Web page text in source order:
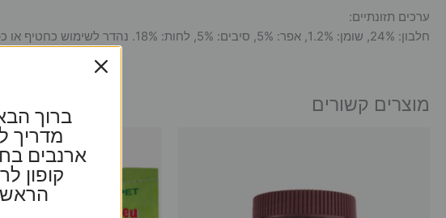
ערכים תזונתיים:
חלבון: 24%, שומן: 1.2%, אפר: 5%, סיבים: 5%, לחות: 18%. נהדר לשימוש כחטיף או כפרס.
מוצרים קשורים ברוך
מדריך
ארנבים
קופון